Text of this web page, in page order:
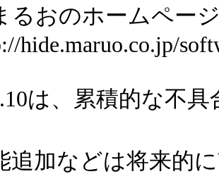
るおのホームペー
hide.maruo.co.jp/
は、累積的な不
追加などは将来的